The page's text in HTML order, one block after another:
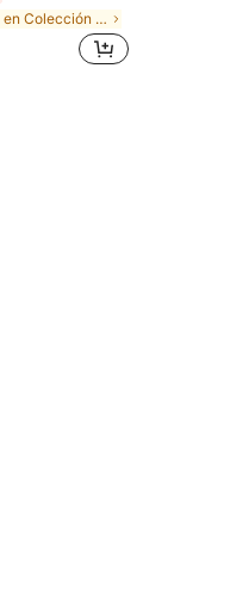
en Colección de suministros para bodas de bajo cos